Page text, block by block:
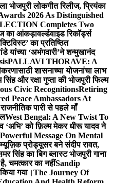
भोजपुरी लोकगीत रिलीज, प्रियंका
2026 As Distinguished
Completes Two
का आंकड़ावर्ल्डवाइड रिकॉर्ड्स
का प्रतिष्ठित
यांच्या ‘अभंगवारी’ने शन्मुखानंद
PALLAVI THORAVE: A
शासनाच्या योजनांचा लाभ
और रक्षा गुप्ता की भोजपुरी फिल्म
Civic RecognitionsRetiring
Peace Ambassadors At
पारी से पहले माँ
West Bengal: A New Twist To
‘अभि’ को फ़िल्म मेकर धीरू यादव ने
Message On Mental
प्रोड्यूसर बने संदीप रावत,
सिंह का बिग ब्लास्ट भोजपुरी गाना
चमत्कार का नहींSandip
गया।The Journey Of